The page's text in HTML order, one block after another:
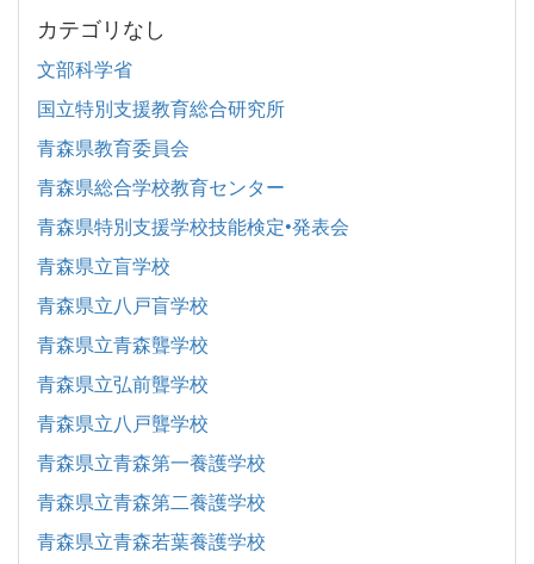
カテゴリなし
文部科学省
国立特別支援教育総合研究所
青森県教育委員会
青森県総合学校教育センター
青森県特別支援学校技能検定•発表会
青森県立盲学校
青森県立八戸盲学校
青森県立青森聾学校
青森県立弘前聾学校
青森県立八戸聾学校
青森県立青森第一養護学校
青森県立青森第二養護学校
青森県立青森若葉養護学校